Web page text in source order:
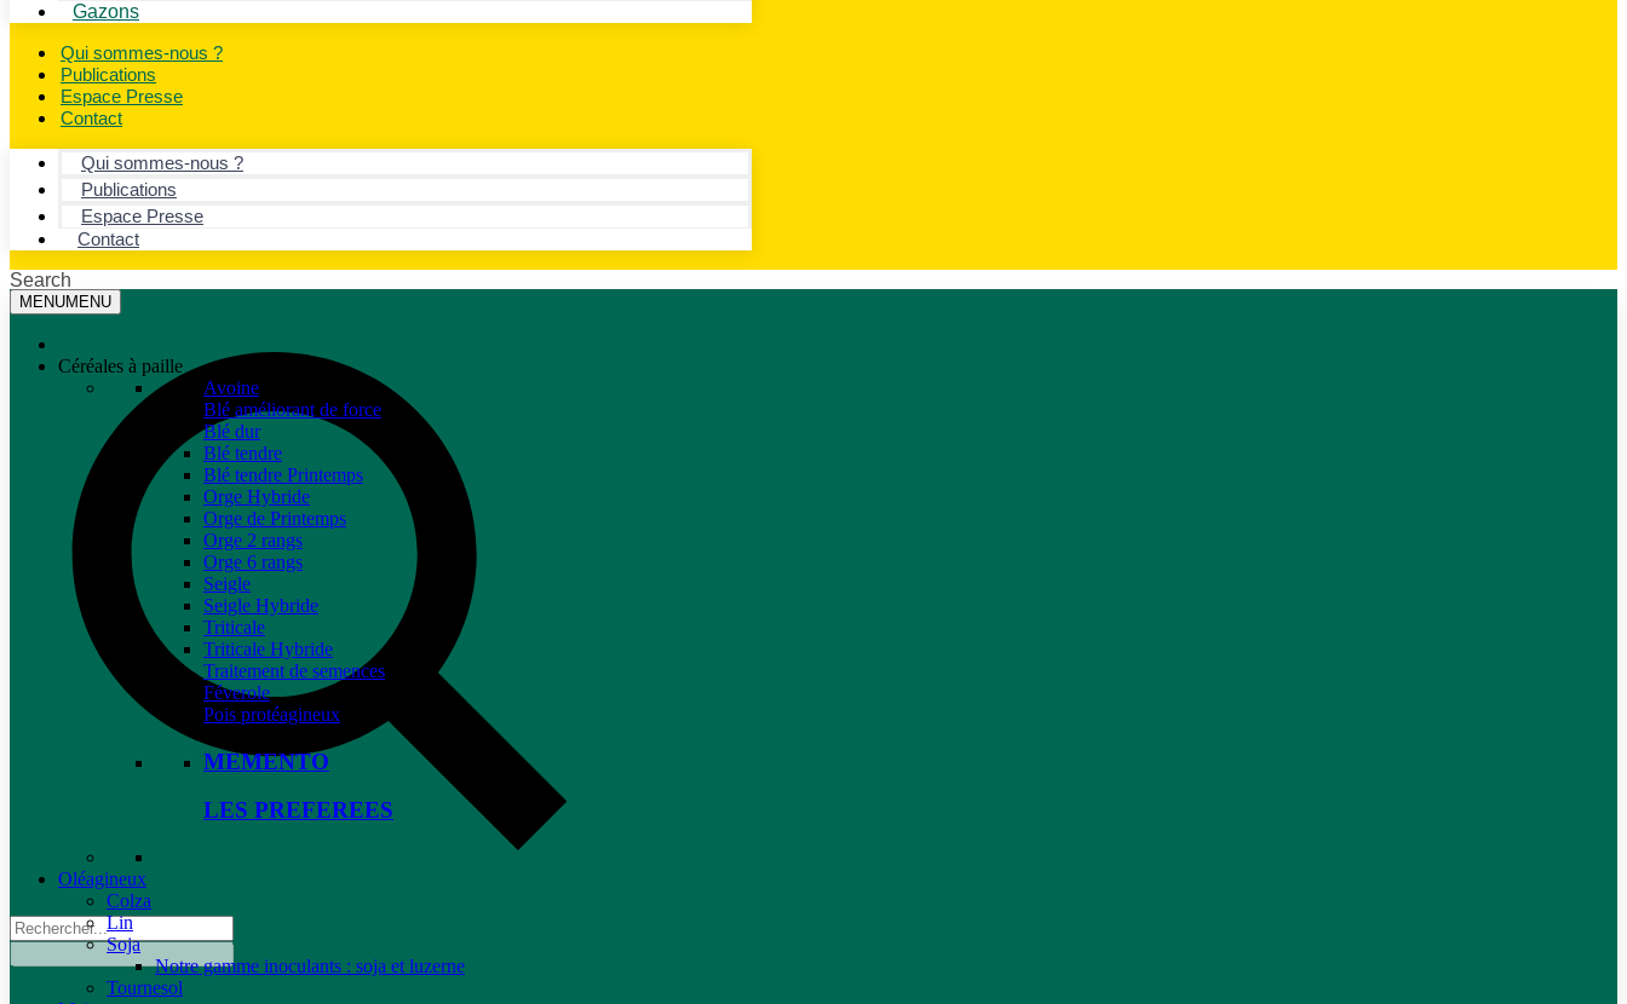
Gazons
Qui sommes-nous ?
Publications
Espace Presse
Contact
Qui sommes-nous ?
Publications
Espace Presse
Contact
Search
MENUMENU
Céréales à paille
Avoine
Blé améliorant de force
Blé dur
Blé tendre
Blé tendre Printemps
Orge Hybride
Orge de Printemps
Orge 2 rangs
Orge 6 rangs
Seigle
Seigle Hybride
Triticale
Triticale Hybride
Traitement de semences
Féverole
Pois protéagineux
MEMENTO
LES PREFEREES
Oléagineux
Colza
Lin
Soja
Notre gamme inoculants : soja et luzerne
Tournesol